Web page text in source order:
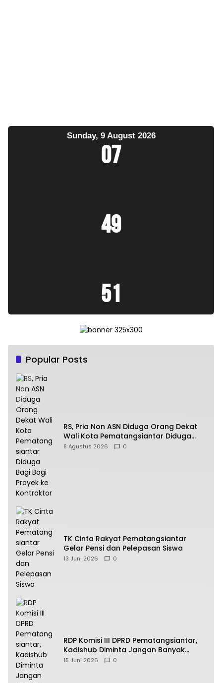
Sunday, 9 August 2026
07
49
52
Popular Posts
RS, Pria Non ASN Diduga Orang Dekat
Wali Kota Pematangsiantar Diduga
Bagi Bagi Proyek ke Kontraktor
8 Agustus 2026 0
TK Cinta Rakyat Pematangsiantar
Gelar Pensi dan Pelepasan Siswa
13 Juni 2026 0
RDP Komisi III DPRD Pematangsiantar,
Kadishub Diminta Jangan Banyak
Alasan
15 Juni 2026 0